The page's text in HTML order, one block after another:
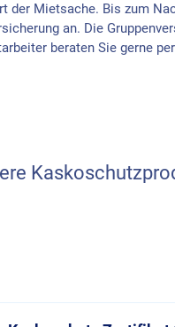
der Mietsache. Bis zum
an. Die
beraten Sie gerne